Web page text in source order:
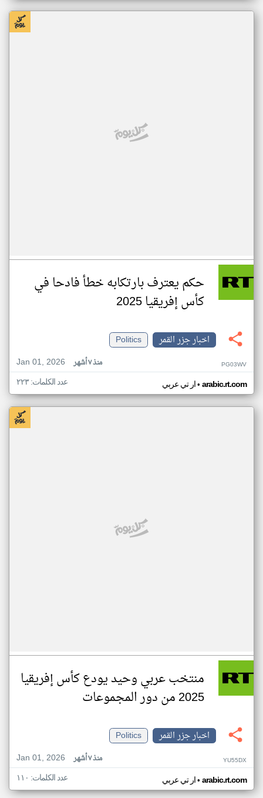
حكم يعترف بارتكابه خطأ فادحا في
كأس إفريقيا 2025
اخبار جزر القمر
Politics
Jan 01, 2026
منذ ٧ أشهر PG03WV
ار تي عربي• arabic.rt.com عدد الكلمات: ٢٢٣
منتخب عربي وحيد يودع كأس إفريقيا
2025 من دور المجموعات
اخبار جزر القمر
Politics
Jan 01, 2026
منذ ٧ أشهر YU55DX
ار تي عربي• arabic.rt.com عدد الكلمات: ١١٠